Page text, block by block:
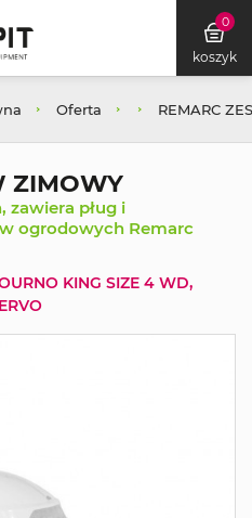
0
koszyk
Oferta REMARC
ZIMOWY
zawiera pług i
ogrodowych Remarc
KING SIZE 4 WD,